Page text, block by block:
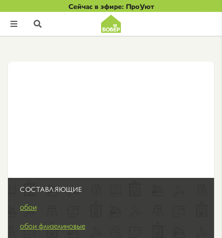
Сейчас в эфире: ПроУют
 
СОСТАВЛЯЮЩИЕ
обои
обои флизелиновые